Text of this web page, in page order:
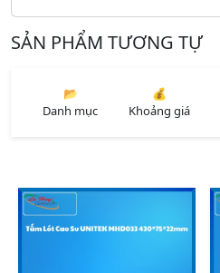
SẢN PHẨM TƯƠNG TỰ
📂
Danh mục
💰
Khoảng giá